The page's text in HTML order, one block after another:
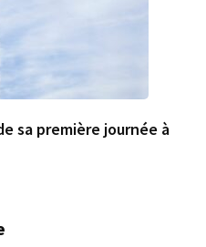
sa première journée à